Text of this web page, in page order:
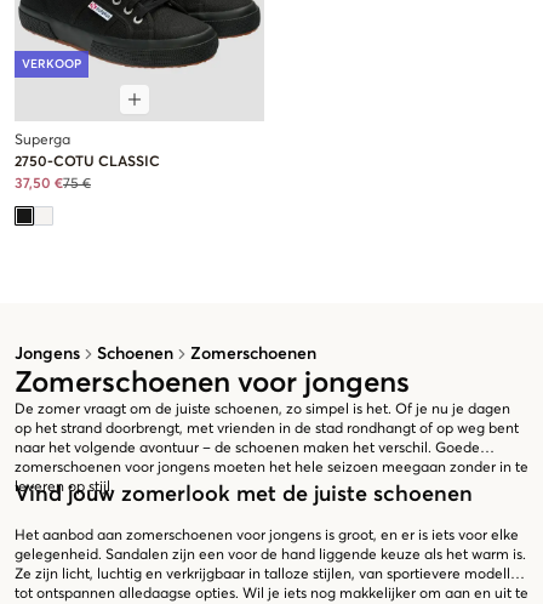
Jongens Schoenen Zomerschoenen
Zomerschoenen voor jongens
De zomer vraagt om de juiste schoenen, zo simpel is het. Of je nu je dagen
op het strand doorbrengt, met vrienden in de stad rondhangt of op weg bent
naar het volgende avontuur – de schoenen maken het verschil. Goede
zomerschoenen voor jongens moeten het hele seizoen meegaan zonder in te
leveren op stijl.
Vind jouw zomerlook met de juiste schoenen
Het aanbod aan zomerschoenen voor jongens is groot, en er is iets voor elke
gelegenheid. Sandalen zijn een voor de hand liggende keuze als het warm is.
Ze zijn licht, luchtig en verkrijgbaar in talloze stijlen, van sportievere modellen
tot ontspannen alledaagse opties. Wil je iets nog makkelijker om aan en uit te
VERKOOP
Superga
2750-COTU CLASSIC
37,50 €75 €